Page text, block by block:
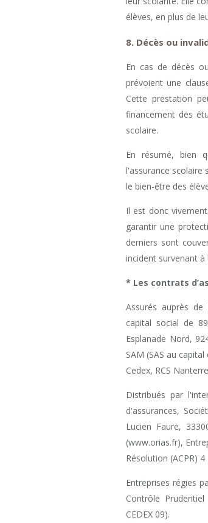
élèves, en plus de
8. Décès ou
En cas de décès
prévoient une
Cette prestation
financement des
scolaire.
En résumé, bien
l'assurance scolaire
le bien-être des
Il est donc
garantir une
derniers sont
incident survenant
* Les contrats
Assurés auprès de
capital social de
Esplanade Nord,
SAM (SAS au
Cedex, RCS
Distribués par
d'assurances,
Lucien Faure,
(www.orias.fr),
Résolution (ACPR)
Entreprises régies
Contrôle
CEDEX 09).